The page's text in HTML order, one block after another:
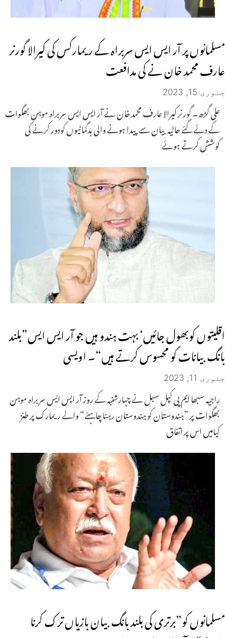
مسلمانوں پر آر ایس ایس سربراہ کے ریمارکس کی کیرالا گورنر
عارف محمد خان نے کی مدافعت
جنوری 15, 2023
علی گڑھ۔ گورنر کیرالا عارف محمد خان نے آر ایس ایس سربراہ موہن بھگوات
کے دئے گئے حالیہ بیان سے پیدا ہونے والی بدگمانیوں کودور کرنے کی
کوشش کرتے ہوئے
اقلیتوں کوبھول جائیں‘ بہت ہندو ہیں جو آر ایس ایس”بلند
بانگ بیانات کو محسوس کرتے ہیں“۔ اویسی
جنوری 11, 2023
راجیہ سبھا ایم پی کپل سبل نے چہارشنبہ کے روز آر ایس ایس سربراہ موہن
بھگوات پر ”ہندوستان کو ہندوستان رہنا چاہئے“ والے ریمارک پر طنز
کیامیں اس پر اتفاق
مسلمانوں کو”برتری کی بلند بانگ بیان بازیاں ترک کرنا